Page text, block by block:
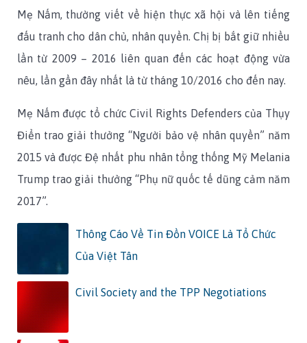
Mẹ Nấm, thường viết về hiện thực xã hội và lên tiếng
đấu tranh cho dân chủ, nhân quyền. Chị bị bắt giữ nhiều
lần từ 2009 – 2016 liên quan đến các hoạt động vừa
nêu, lần gần đây nhất là từ tháng 10/2016 cho đến nay.
Mẹ Nấm được tổ chức Civil Rights Defenders của Thụy
Điển trao giải thưởng “Người bảo vệ nhân quyền” năm
2015 và được Đệ nhất phu nhân tổng thống Mỹ Melania
Trump trao giải thưởng “Phụ nữ quốc tế dũng cảm năm
2017”.
Thông Cáo Về Tin Đồn VOICE Là Tổ Chức
Của Việt Tân
Civil Society and the TPP Negotiations